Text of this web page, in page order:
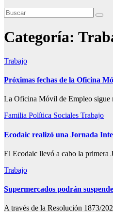
Categoría:
Trabajo
Próximas fechas de la Oficina
La Oficina Móvil de Empleo sigue
Familia Política Sociales Trabajo
Ecodaic realizó una Jornada
El Ecodaic llevó a cabo la primera
Trabajo
Supermercados podrán
A través de la Resolución 1873/